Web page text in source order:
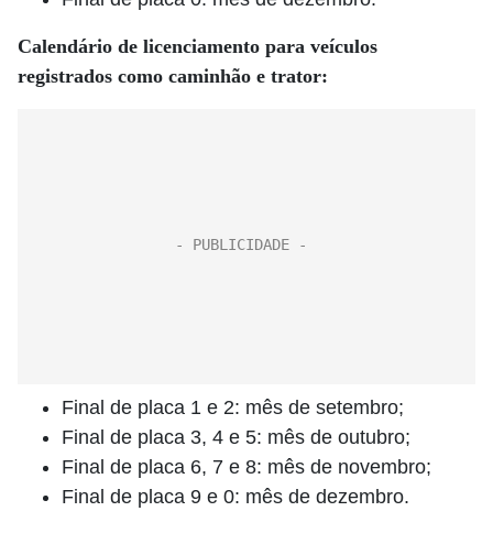
Calendário de licenciamento para veículos
registrados como caminhão e trator:
Final de placa 1 e 2: mês de setembro;
Final de placa 3, 4 e 5: mês de outubro;
Final de placa 6, 7 e 8: mês de novembro;
Final de placa 9 e 0: mês de dezembro.